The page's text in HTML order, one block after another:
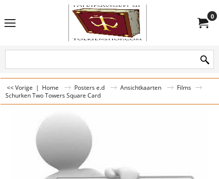
0
<< Vorige | Home Posters e.d Ansichtkaarten
Films
Schurken Two Towers Square Card